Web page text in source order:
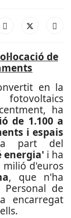
de
en la
ha
de 1.100 a
i espais
part del
energia' i ha
milió d'euros
, que n'ha
de
encarregat